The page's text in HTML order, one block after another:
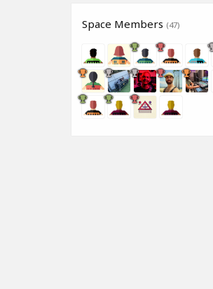
Space Members (47)